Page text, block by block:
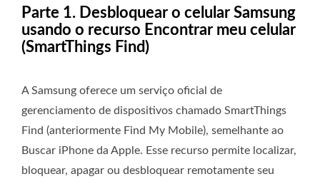
Parte 1. Desbloquear o celular Samsung
usando o recurso Encontrar meu celular
(SmartThings Find)
A Samsung oferece um serviço oficial de
gerenciamento de dispositivos chamado SmartThings
Find (anteriormente Find My Mobile), semelhante ao
Buscar iPhone da Apple. Esse recurso permite localizar,
bloquear, apagar ou desbloquear remotamente seu